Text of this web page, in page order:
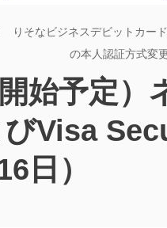
りそなビジネスデビットカード
の本人認証方式変
始予定
Visa
日）